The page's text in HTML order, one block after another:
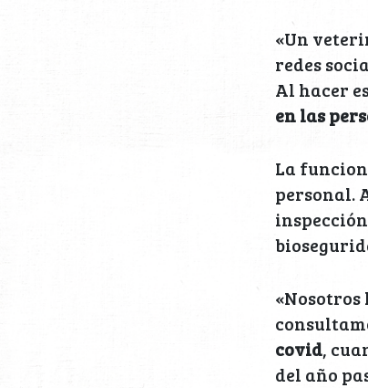
«Un
redes
Al hacer
en las
La
personal.
covid,
del año